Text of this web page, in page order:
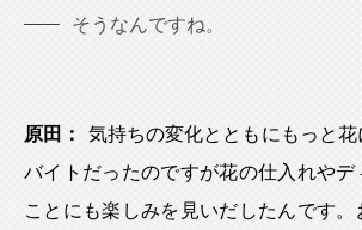
そうなんですね。
原田：
気持ちの変化とともにもっと
バイトだったのですが花の仕入れやデ
ことにも楽しみを見いだしたんです